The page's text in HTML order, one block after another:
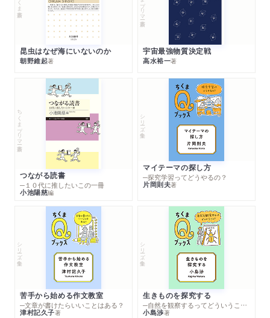
昆虫はなぜ海にいないのか
朝野維起著
宇宙最強物質決定戦
高水裕一著
ちくまプリマー新書
つながる読書
─１０代に推したいこの一冊
小池陽慈編
シリーズ・全集
マイテーマの探し方
─探究学習ってどうやるの？
片岡則夫著
シリーズ・全集
苦手から始める作文教室
─文章が書けたらいいことはある？
津村記久子著
シリーズ・全集
生きものを探究する
─自然を観察するってどういうこと？
小島渉著